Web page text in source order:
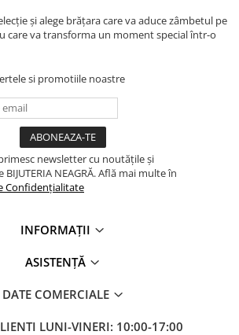
și alege brățara care va aduce zâmbetul pe
care va transforma un moment special într-o
si promotiile noastre
newsletter cu noutățile și
NEAGRĂ. Află mai multe în
Confidențialitate
INFORMAȚII
ASISTENȚĂ
DATE COMERCIALE
LUNI-VINERI: 10:00-17:00